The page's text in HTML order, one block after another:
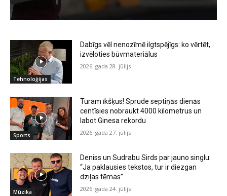
Tehnoloģijas
Dabīgs vēl nenozīmē ilgtspējīgs: ko vērtēt,
izvēloties būvmateriālus
2026. gada 28. jūlijs
Sports
Turam īkšķus! Sprude septiņās dienās
centīsies nobraukt 4000 kilometrus un
labot Ginesa rekordu
2026. gada 27. jūlijs
Mūzika
Deniss un Sudrabu Sirds par jauno singlu:
“Ja paklausies tekstos, tur ir diezgan
dziļas tēmas”
2026. gada 24. jūlijs